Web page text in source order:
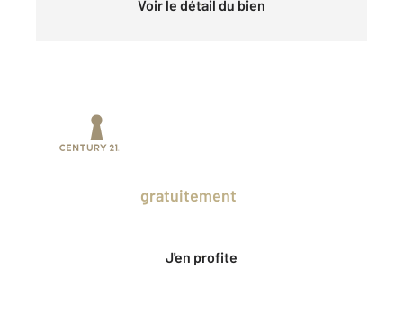
Voir le détail du bien
gratuitement
J'en profite